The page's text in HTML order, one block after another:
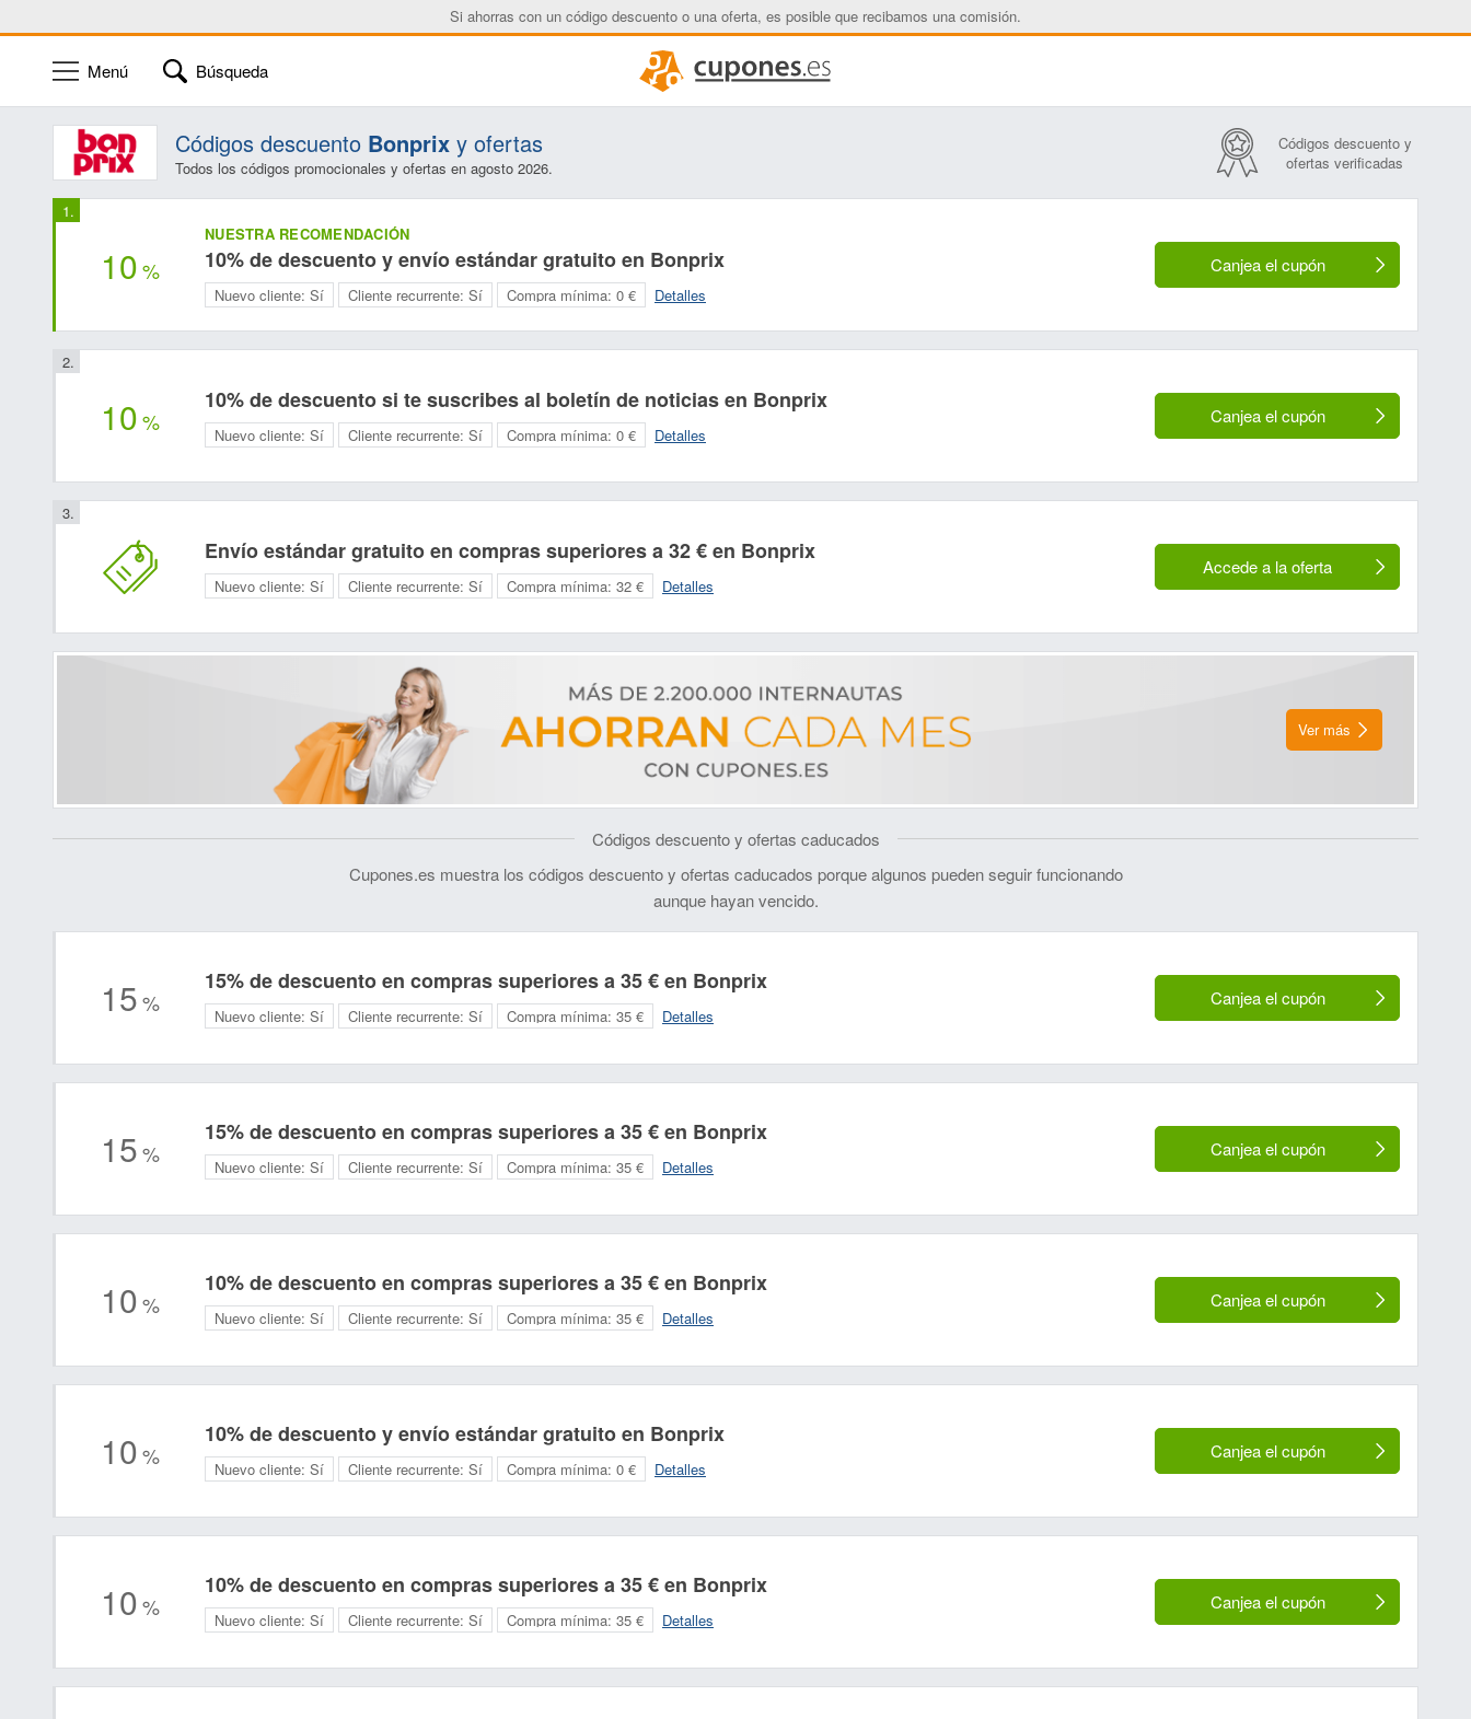
Si ahorras con un código descuento o una oferta, es posible que recibamos una comisión.
Menú Búsqueda
Códigos descuento Bonprix y ofertas
Todos los códigos promocionales y ofertas en agosto 2026.
Códigos descuento y
ofertas verificadas
10%
NUESTRA RECOMENDACIÓN
10% de descuento y envío estándar gratuito en Bonprix Canjea el cupón
Nuevo cliente: Sí Cliente recurrente: Sí Compra mínima: 0 € Detalles
10%
10% de descuento si te suscribes al boletín de noticias en Bonprix
Canjea el cupón
Nuevo cliente: Sí Cliente recurrente: Sí Compra mínima: 0 € Detalles
Envío estándar gratuito en compras superiores a 32 € en Bonprix
Accede a la oferta
Nuevo cliente: Sí Cliente recurrente: Sí Compra mínima: 32 € Detalles
Ver más
Códigos descuento y ofertas caducados
Cupones.es muestra los códigos descuento y ofertas caducados porque algunos pueden seguir funcionando
aunque hayan vencido.
15%
15% de descuento en compras superiores a 35 € en Bonprix
Canjea el cupón
Nuevo cliente: Sí Cliente recurrente: Sí Compra mínima: 35 € Detalles
15%
15% de descuento en compras superiores a 35 € en Bonprix
Canjea el cupón
Nuevo cliente: Sí Cliente recurrente: Sí Compra mínima: 35 € Detalles
10%
10% de descuento en compras superiores a 35 € en Bonprix
Canjea el cupón
Nuevo cliente: Sí Cliente recurrente: Sí Compra mínima: 35 € Detalles
10%
10% de descuento y envío estándar gratuito en Bonprix
Canjea el cupón
Nuevo cliente: Sí Cliente recurrente: Sí Compra mínima: 0 € Detalles
10%
10% de descuento en compras superiores a 35 € en Bonprix
Canjea el cupón
Nuevo cliente: Sí Cliente recurrente: Sí Compra mínima: 35 € Detalles
Nombre: